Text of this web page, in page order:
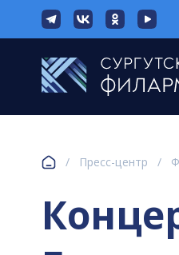
/ Пресс-центр /